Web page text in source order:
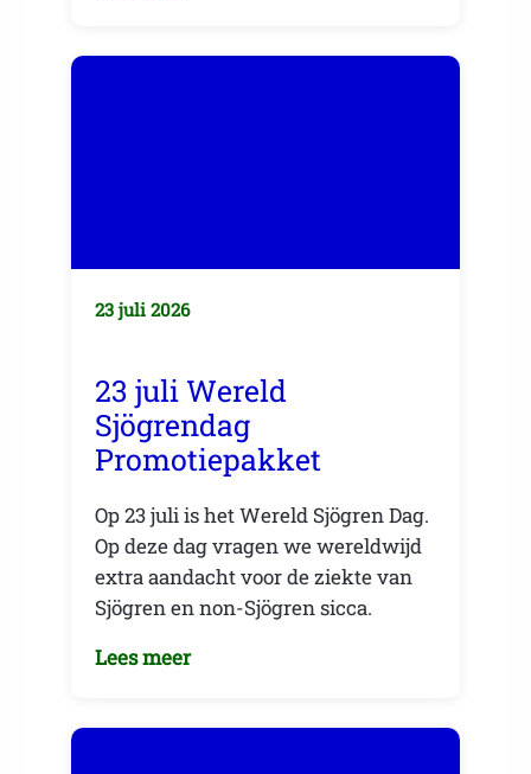
23 juli 2026
23 juli Wereld
Sjögrendag
Promotiepakket
Op 23 juli is het Wereld Sjögren Dag.
Op deze dag vragen we wereldwijd
extra aandacht voor de ziekte van
Sjögren en non-Sjögren sicca.
Lees meer